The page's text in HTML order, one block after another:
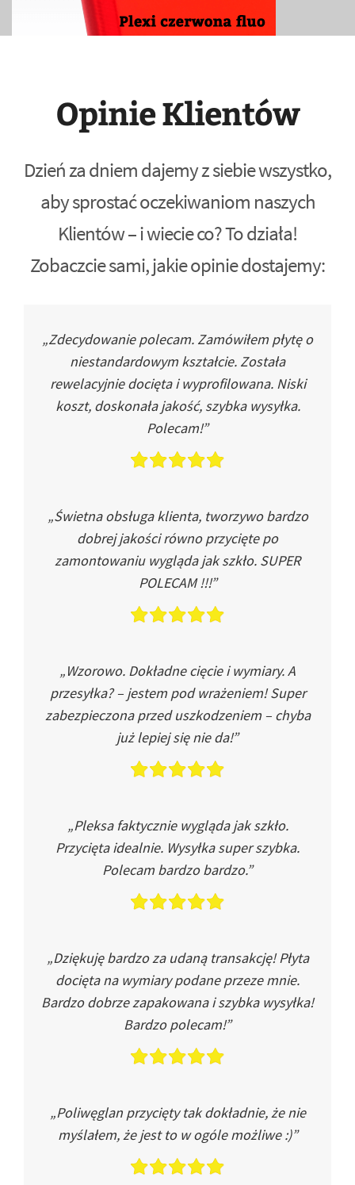
Opinie Klientów
Dzień za dniem dajemy z siebie wszystko,
aby sprostać oczekiwaniom naszych
Klientów – i wiecie co? To działa!
Zobaczcie sami, jakie opinie dostajemy:
„Zdecydowanie polecam. Zamówiłem płytę o
niestandardowym kształcie. Została
rewelacyjnie docięta i wyprofilowana. Niski
koszt, doskonała jakość, szybka wysyłka.
Polecam!”
„Świetna obsługa klienta, tworzywo bardzo
dobrej jakości równo przycięte po
zamontowaniu wygląda jak szkło. SUPER
POLECAM !!!”
„Wzorowo. Dokładne cięcie i wymiary. A
przesyłka? – jestem pod wrażeniem! Super
zabezpieczona przed uszkodzeniem – chyba
już lepiej się nie da!”
„Pleksa faktycznie wygląda jak szkło.
Przycięta idealnie. Wysyłka super szybka.
Polecam bardzo bardzo.”
„Dziękuję bardzo za udaną transakcję! Płyta
docięta na wymiary podane przeze mnie.
Bardzo dobrze zapakowana i szybka wysyłka!
Bardzo polecam!”
„Poliwęglan przycięty tak dokładnie, że nie
myślałem, że jest to w ogóle możliwe :)”